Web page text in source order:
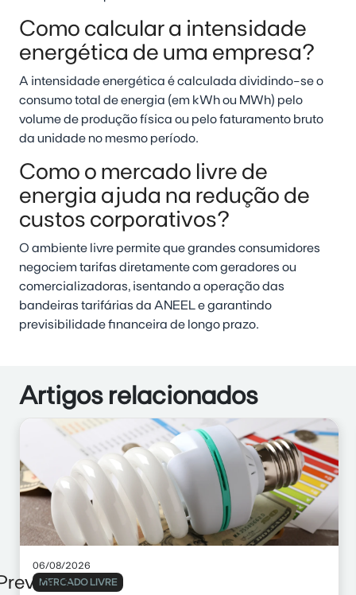
Como calcular a intensidade
energética de uma empresa?
A intensidade energética é calculada dividindo-se o
consumo total de energia (em kWh ou MWh) pelo
volume de produção física ou pelo faturamento bruto
da unidade no mesmo período.
Como o mercado livre de
energia ajuda na redução de
custos corporativos?
O ambiente livre permite que grandes consumidores
negociem tarifas diretamente com geradores ou
comercializadoras, isentando a operação das
bandeiras tarifárias da ANEEL e garantindo
previsibilidade financeira de longo prazo.
Artigos relacionados
06/08/2026
MERCADO LIVRE